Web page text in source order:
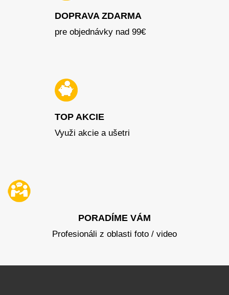
DOPRAVA ZDARMA
pre objednávky nad 99€
TOP AKCIE
Využi akcie a ušetri
PORADÍME VÁM
Profesionáli z oblasti foto / video